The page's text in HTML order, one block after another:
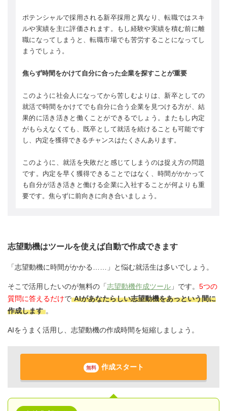
ポテンシャルで採用される新卒採用と異なり、転職ではスキ
ルや実績を主に評価されます。もし経験や実績を積む前に離
職になってしまうと、転職市場でも苦労することになってし
まうでしょう。
焦らず時間をかけて自分に合った企業を探すことが重要
このように社会人になってから苦しむよりは、新卒としての
就活で時間をかけてでも自分に合う企業を見つける方が、結
果的に活き活きと働くことができるでしょう。またもし内定
がもらえなくても、既卒として就活を続けることも可能です
し、内定を獲得できるチャンスはたくさんあります。
このように、就活を失敗だと感じてしまうのは捉え方の問題
です。内定を早く獲得できることではなく、時間がかかって
も自分が活き活きと働ける企業に入社することが何よりも重
要です。焦らずに前向きに向き合いましょう。
志望動機はツールを使えば自動で作成できます
「志望動機に時間がかかる……」と悩む就活生は多いでしょう。
そこで活用したいのが無料の「志望動機作成ツール 」です。 5つの
質問に答えるだけで AIがあなたらしい志望動機をあっという間に
作成します 。
AIをうまく活用し、志望動機の作成時間を短縮しましょう。
無料 作成スタート